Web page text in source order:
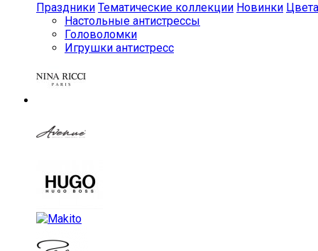
Праздники Тематические коллекции Новинки Цвета
Настольные антистрессы
Головоломки
Игрушки антистресс